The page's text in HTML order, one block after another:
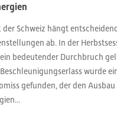
der Schweiz hängt
ab. In der
bedeutender Durchbruch
wurde
gefunden, der den Ausbau